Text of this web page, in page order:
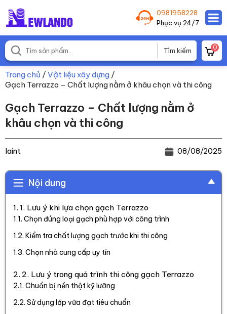
0981958228
Phục vụ 24/7
0
Trang chủ / Vật liệu xây dựng /
Gạch Terrazzo – Chất lượng nằm ở khâu chọn và thi công
Gạch Terrazzo – Chất lượng nằm ở
khâu chọn và thi công
laint 08/08/2025
Nội dung
1. Lưu ý khi lựa chọn gạch Terrazzo
Chọn đúng loại gạch phù hợp với công trình
Kiểm tra chất lượng gạch trước khi thi công
Chọn nhà cung cấp uy tín
2. Lưu ý trong quá trình thi công gạch Terrazzo
Chuẩn bị nền thật kỹ lưỡng
Sử dụng lớp vữa đạt tiêu chuẩn